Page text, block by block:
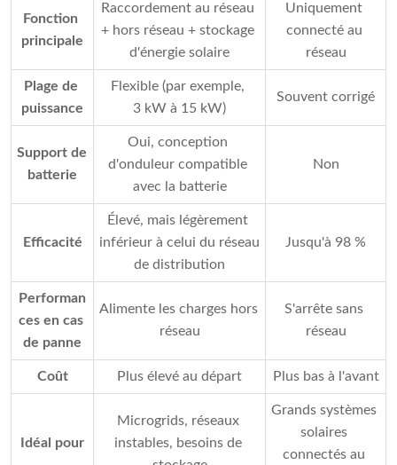
Fonction
principale
Raccordement au réseau
+ hors réseau + stockage
d'énergie solaire
Uniquement
connecté au
réseau
Plage de
puissance
Flexible (par exemple,
3 kW à 15 kW)
Souvent corrigé
Support de
batterie
Oui, conception
d'onduleur compatible
avec la batterie
Non
Efficacité
Élevé, mais légèrement
inférieur à celui du réseau
de distribution
Jusqu'à 98 %
Performan
ces en cas
de panne
Alimente les charges hors
réseau
S'arrête sans
réseau
Coût Plus élevé au départ Plus bas à l'avant
Idéal pour
Microgrids, réseaux
instables, besoins de
Grands systèmes
solaires
connectés au